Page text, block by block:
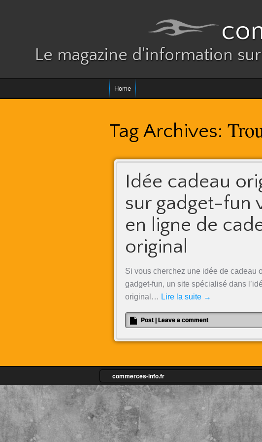
Le magazine d'information
Home
Tag Archives:
Idée cadeau
sur gadget-fun
en ligne de
original
Si vous cherchez une idée de cadeau
gadget-fun, un site spécialisé dans
original… Lire la suite →
Post Leave a comment
commerces-info.fr